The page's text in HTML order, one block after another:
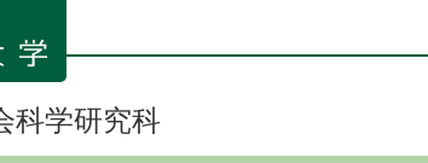
科学研究科